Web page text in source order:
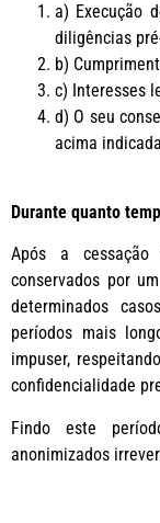
a) Execução
diligências
b)
c) Interesses
d) O seu
acima
Durante quanto
Após a
conservados por
determinados
períodos mais
impuser,
confidencialidade
Findo este
anonimizados